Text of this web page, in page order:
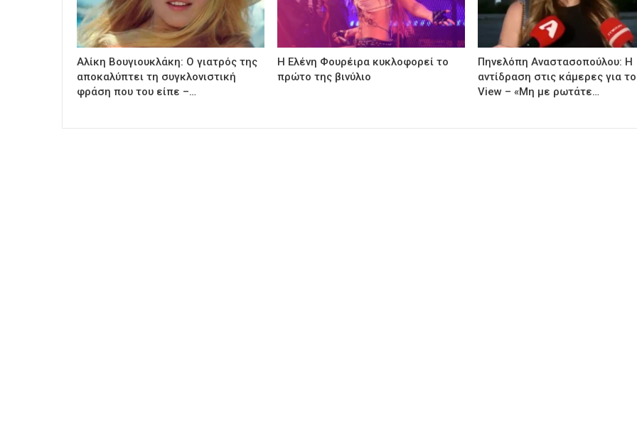
Αλίκη Βουγιουκλάκη: Ο γιατρός της
αποκαλύπτει τη συγκλονιστική
φράση που του είπε –…
Η Ελένη Φουρέιρα κυκλοφορεί το
πρώτο της βινύλιο
Πηνελόπη Αναστασοπούλου: Η
αντίδραση στις κάμερες για
View – «Μη με ρωτάτε…